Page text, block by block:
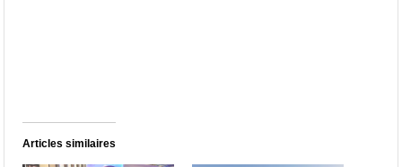
Articles similaires